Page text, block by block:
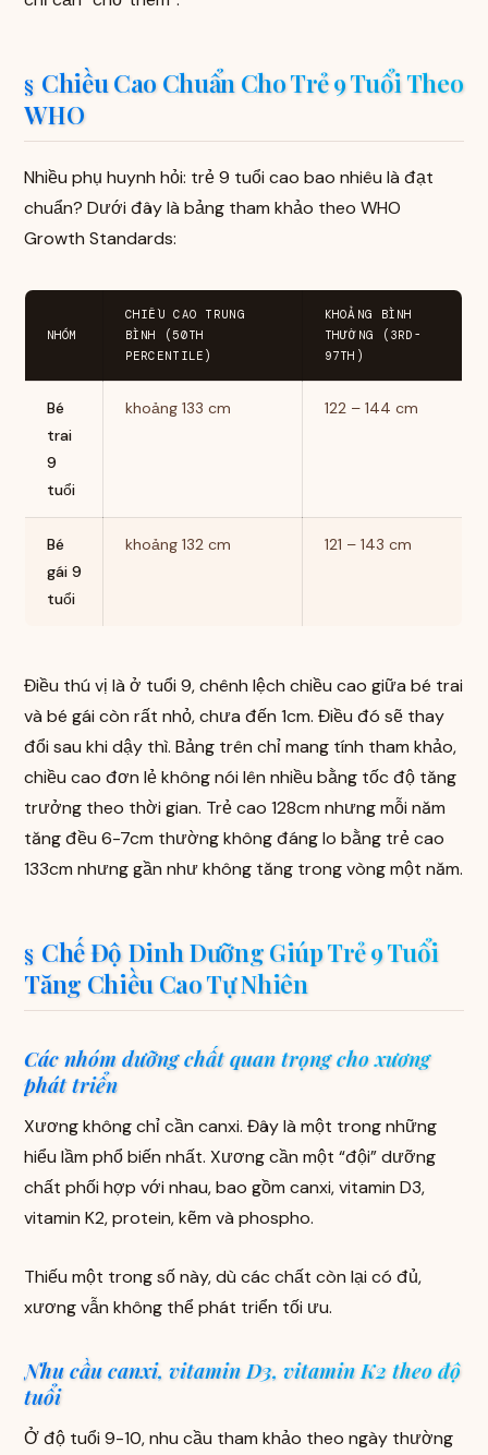
Chiều Cao Chuẩn Cho Trẻ 9 Tuổi Theo
WHO
Nhiều phụ huynh hỏi: trẻ 9 tuổi cao bao nhiêu là đạt
chuẩn? Dưới đây là bảng tham khảo theo WHO
Growth Standards:
NHÓM
CHIỀU CAO TRUNG
BÌNH (50TH
PERCENTILE)
KHOẢNG BÌNH
THƯỜNG (3RD-
97TH)
Bé
trai
9
tuổi
khoảng 133 cm 122 – 144 cm
Bé
gái 9
tuổi
khoảng 132 cm 121 – 143 cm
Điều thú vị là ở tuổi 9, chênh lệch chiều cao giữa bé trai
và bé gái còn rất nhỏ, chưa đến 1cm. Điều đó sẽ thay
đổi sau khi dậy thì. Bảng trên chỉ mang tính tham khảo,
chiều cao đơn lẻ không nói lên nhiều bằng tốc độ tăng
trưởng theo thời gian. Trẻ cao 128cm nhưng mỗi năm
tăng đều 6-7cm thường không đáng lo bằng trẻ cao
133cm nhưng gần như không tăng trong vòng một năm.
Chế Độ Dinh Dưỡng Giúp Trẻ 9 Tuổi
Tăng Chiều Cao Tự Nhiên
Các nhóm dưỡng chất quan trọng cho xương
phát triển
Xương không chỉ cần canxi. Đây là một trong những
hiểu lầm phổ biến nhất. Xương cần một “đội” dưỡng
chất phối hợp với nhau, bao gồm canxi, vitamin D3,
vitamin K2, protein, kẽm và phospho.
Thiếu một trong số này, dù các chất còn lại có đủ,
xương vẫn không thể phát triển tối ưu.
Nhu cầu canxi, vitamin D3, vitamin K2 theo độ
tuổi
Ở độ tuổi 9-10, nhu cầu tham khảo theo ngày thường